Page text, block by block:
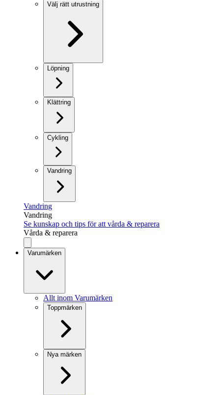
Välj rätt utrustning
Löpning
Klättring
Cykling
Vandring
Vandring
Vandring
Se kunskap och tips för att vårda & reparera
Vårda & reparera
Varumärken
Allt inom Varumärken
Toppmärken
Nya märken